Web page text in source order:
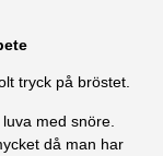
tryck på bröstet.
med snöre.
då man har